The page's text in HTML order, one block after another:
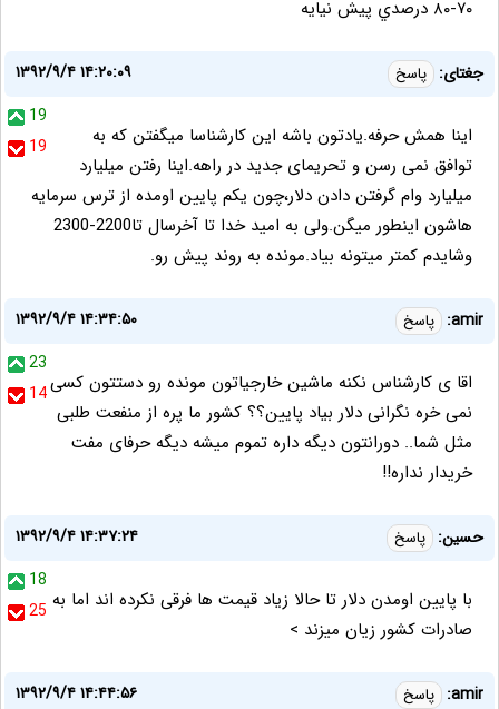
٧٠-٨٠ درصدي پيش نيايه
جغتای: پاسخ
۱۳۹۲/۹/۴ ۱۴:۲۰:۰۹
19
19
اینا همش حرفه.یادتون باشه این کارشناسا میگفتن که به
توافق نمی رسن و تحریمای جدید در راهه.اینا رفتن میلیارد
میلیارد وام گرفتن دادن دلار،چون یکم پایین اومده از ترس سرمایه
هاشون اینطور میگن.ولی به امید خدا تا آخرسال تا2200-2300
وشایدم کمتر میتونه بیاد.مونده به روند پیش رو.
amir: پاسخ
۱۳۹۲/۹/۴ ۱۴:۳۴:۵۰
23
14اقا ی کارشناس نکنه ماشین خارجیاتون مونده رو دستتون کسی
نمی خره نگرانی دلار بیاد پایین؟؟ کشور ما پره از منفعت طلبی
مثل شما.. دورانتون دیگه داره تموم میشه دیگه حرفای مفت
خریدار نداره!!
حسین: پاسخ
۱۳۹۲/۹/۴ ۱۴:۳۷:۲۴
18
25 با پایین اومدن دلار تا حالا زیاد قیمت ها فرقی نکرده اند اما به
صادرات کشور زیان میزند >
amir: پاسخ
۱۳۹۲/۹/۴ ۱۴:۴۴:۵۶